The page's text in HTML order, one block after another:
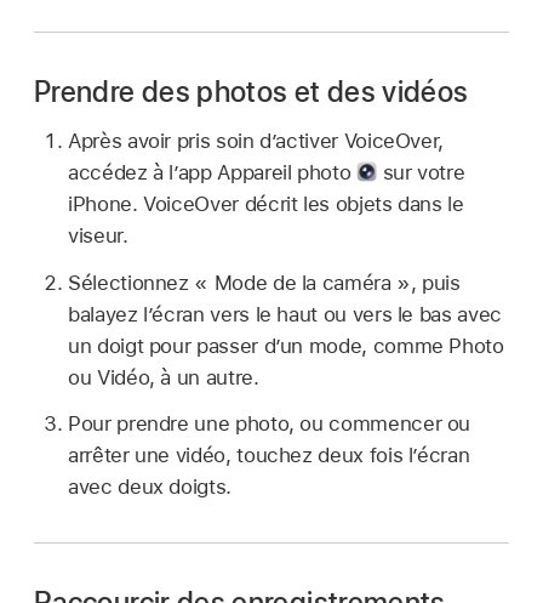
Prendre des photos et des vidéos
Après avoir pris soin d’activer VoiceOver,
accédez à l’app Appareil photo
sur votre
iPhone. VoiceOver décrit les objets dans le
viseur.
Sélectionnez « Mode de la caméra », puis
balayez l’écran vers le haut ou vers le bas avec
un doigt pour passer d’un mode, comme Photo
ou Vidéo, à un autre.
Pour prendre une photo, ou commencer ou
arrêter une vidéo, touchez deux fois l’écran
avec deux doigts.